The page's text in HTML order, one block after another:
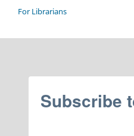
For Librarians